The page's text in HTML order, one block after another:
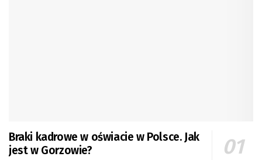
Braki kadrowe w oświacie w Polsce. Jak
jest w Gorzowie?